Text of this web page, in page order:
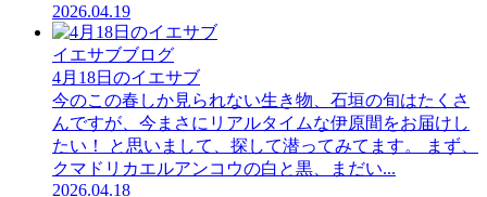
2026.04.19
イエサブブログ
4月18日のイエサブ
今のこの春しか見られない生き物、石垣の旬はたくさ
んですが、今まさにリアルタイムな伊原間をお届けし
たい！ と思いまして、探して潜ってみてます。 まず、
クマドリカエルアンコウの白と黒、まだい...
2026.04.18